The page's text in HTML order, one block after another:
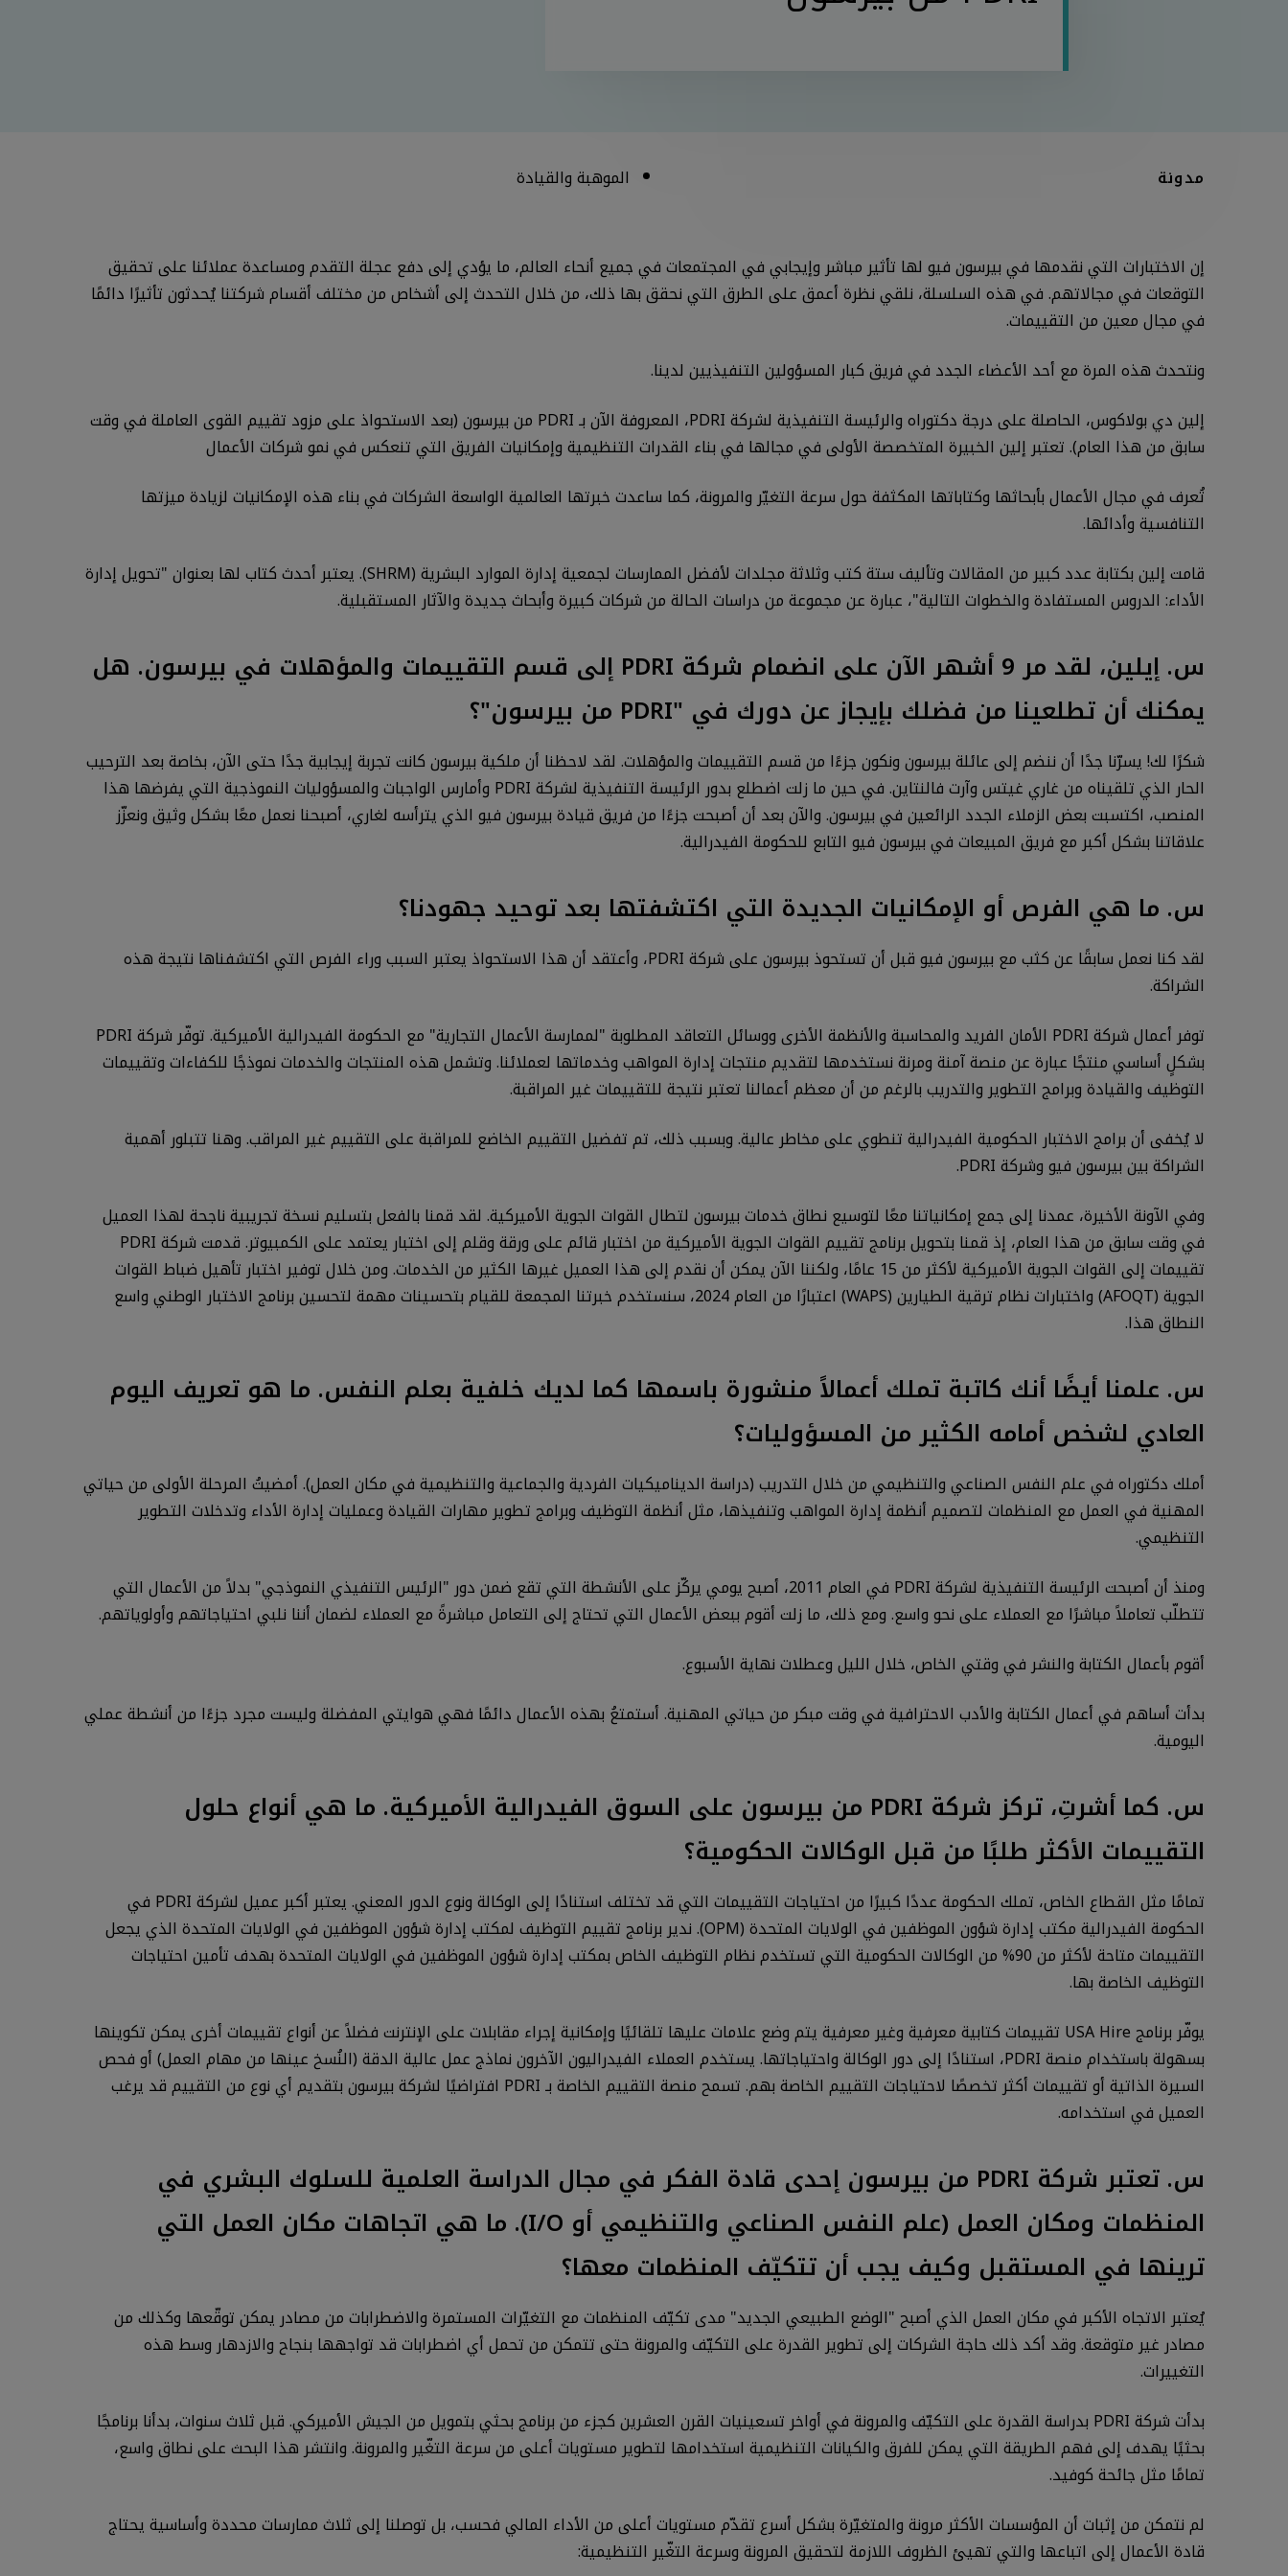
مدونة الموهبة والقيادة
إن الاختبارات التي نقدمها في بيرسون فيو لها تأثير مباشر وإيجابي في المجتمعات في جميع أنحاء العالم، ما يؤدي إلى دفع عجلة التقدم ومساعدة عملائنا على تحقيق
التوقعات في مجالاتهم. في هذه السلسلة، نلقي نظرة أعمق على الطرق التي نحقق بها ذلك، من خلال التحدث إلى أشخاص من مختلف أقسام شركتنا يُحدثون تأثيرًا دائمًا
في مجال معين من التقييمات.
ونتحدث هذه المرة مع أحد الأعضاء الجدد في فريق كبار المسؤولين التنفيذيين لدينا.
إلين دي بولاكوس، الحاصلة على درجة دكتوراه والرئيسة التنفيذية لشركة PDRI، المعروفة الآن بـ PDRI من بيرسون (بعد الاستحواذ على مزود تقييم القوى العاملة في وقت
سابق من هذا العام). تعتبر إلين الخبيرة المتخصصة الأولى في مجالها في بناء القدرات التنظيمية وإمكانيات الفريق التي تنعكس في نمو شركات الأعمال
تُعرف في مجال الأعمال بأبحاثها وكتاباتها المكثفة حول سرعة التغيّر والمرونة، كما ساعدت خبرتها العالمية الواسعة الشركات في بناء هذه الإمكانيات لزيادة ميزتها
التنافسية وأدائها.
قامت إلين بكتابة عدد كبير من المقالات وتأليف ستة كتب وثلاثة مجلدات لأفضل الممارسات لجمعية إدارة الموارد البشرية (SHRM). يعتبر أحدث كتاب لها بعنوان "تحويل إدارة
الأداء: الدروس المستفادة والخطوات التالية"، عبارة عن مجموعة من دراسات الحالة من شركات كبيرة وأبحاث جديدة والآثار المستقبلية.
س. إيلين، لقد مر 9 أشهر الآن على انضمام شركة PDRI إلى قسم التقييمات والمؤهلات في بيرسون. هل
يمكنك أن تطلعينا من فضلك بإيجاز عن دورك في "PDRI من بيرسون"؟
شكرًا لك! يسرّنا جدًا أن ننضم إلى عائلة بيرسون ونكون جزءًا من قسم التقييمات والمؤهلات. لقد لاحظنا أن ملكية بيرسون كانت تجربة إيجابية جدًا حتى الآن، بخاصة بعد الترحيب
الحار الذي تلقيناه من غاري غيتس وآرت فالنتاين. في حين ما زلت اضطلع بدور الرئيسة التنفيذية لشركة PDRI وأمارس الواجبات والمسؤوليات النموذجية التي يفرضها هذا
المنصب، اكتسبت بعض الزملاء الجدد الرائعين في بيرسون. والآن بعد أن أصبحت جزءًا من فريق قيادة بيرسون فيو الذي يترأسه لغاري، أصبحنا نعمل معًا بشكل وثيق ونعزّز
علاقاتنا بشكل أكبر مع فريق المبيعات في بيرسون فيو التابع للحكومة الفيدرالية.
س. ما هي الفرص أو الإمكانيات الجديدة التي اكتشفتها بعد توحيد جهودنا؟
لقد كنا نعمل سابقًا عن كثب مع بيرسون فيو قبل أن تستحوذ بيرسون على شركة PDRI، وأعتقد أن هذا الاستحواذ يعتبر السبب وراء الفرص التي اكتشفناها نتيجة هذه
الشراكة.
توفر أعمال شركة PDRI الأمان الفريد والمحاسبة والأنظمة الأخرى ووسائل التعاقد المطلوبة "لممارسة الأعمال التجارية" مع الحكومة الفيدرالية الأميركية. توفّر شركة PDRI
بشكلٍ أساسي منتجًا عبارة عن منصة آمنة ومرنة نستخدمها لتقديم منتجات إدارة المواهب وخدماتها لعملائنا. وتشمل هذه المنتجات والخدمات نموذجًا للكفاءات وتقييمات
التوظيف والقيادة وبرامج التطوير والتدريب بالرغم من أن معظم أعمالنا تعتبر نتيجة للتقييمات غير المراقبة.
لا يُخفى أن برامج الاختبار الحكومية الفيدرالية تنطوي على مخاطر عالية. وبسبب ذلك، تم تفضيل التقييم الخاضع للمراقبة على التقييم غير المراقب. وهنا تتبلور أهمية
الشراكة بين بيرسون فيو وشركة PDRI.
وفي الآونة الأخيرة، عمدنا إلى جمع إمكانياتنا معًا لتوسيع نطاق خدمات بيرسون لتطال القوات الجوية الأميركية. لقد قمنا بالفعل بتسليم نسخة تجريبية ناجحة لهذا العميل
في وقت سابق من هذا العام، إذ قمنا بتحويل برنامج تقييم القوات الجوية الأميركية من اختبار قائم على ورقة وقلم إلى اختبار يعتمد على الكمبيوتر. قدمت شركة PDRI
تقييمات إلى القوات الجوية الأميركية لأكثر من 15 عامًا، ولكننا الآن يمكن أن نقدم إلى هذا العميل غيرها الكثير من الخدمات. ومن خلال توفير اختبار تأهيل ضباط القوات
الجوية (AFOQT) واختبارات نظام ترقية الطيارين (WAPS) اعتبارًا من العام 2024، سنستخدم خبرتنا المجمعة للقيام بتحسينات مهمة لتحسين برنامج الاختبار الوطني واسع
النطاق هذا.
س. علمنا أيضًا أنك كاتبة تملك أعمالاً منشورة باسمها كما لديك خلفية بعلم النفس. ما هو تعريف اليوم
العادي لشخص أمامه الكثير من المسؤوليات؟
أملك دكتوراه في علم النفس الصناعي والتنظيمي من خلال التدريب (دراسة الديناميكيات الفردية والجماعية والتنظيمية في مكان العمل). أمضيتُ المرحلة الأولى من حياتي
المهنية في العمل مع المنظمات لتصميم أنظمة إدارة المواهب وتنفيذها، مثل أنظمة التوظيف وبرامج تطوير مهارات القيادة وعمليات إدارة الأداء وتدخلات التطوير
التنظيمي.
ومنذ أن أصبحت الرئيسة التنفيذية لشركة PDRI في العام 2011، أصبح يومي يركّز على الأنشطة التي تقع ضمن دور "الرئيس التنفيذي النموذجي" بدلاً من الأعمال التي
تتطلّب تعاملاً مباشرًا مع العملاء على نحو واسع. ومع ذلك، ما زلت أقوم ببعض الأعمال التي تحتاج إلى التعامل مباشرةً مع العملاء لضمان أننا نلبي احتياجاتهم وأولوياتهم.
أقوم بأعمال الكتابة والنشر في وقتي الخاص، خلال الليل وعطلات نهاية الأسبوع.
بدأت أساهم في أعمال الكتابة والأدب الاحترافية في وقت مبكر من حياتي المهنية. أستمتعُ بهذه الأعمال دائمًا فهي هوايتي المفضلة وليست مجرد جزءًا من أنشطة عملي
اليومية.
س. كما أشرتِ، تركز شركة PDRI من بيرسون على السوق الفيدرالية الأميركية. ما هي أنواع حلول
التقييمات الأكثر طلبًا من قبل الوكالات الحكومية؟
تمامًا مثل القطاع الخاص، تملك الحكومة عددًا كبيرًا من احتياجات التقييمات التي قد تختلف استنادًا إلى الوكالة ونوع الدور المعني. يعتبر أكبر عميل لشركة PDRI في
الحكومة الفيدرالية مكتب إدارة شؤون الموظفين في الولايات المتحدة (OPM). ندير برنامج تقييم التوظيف لمكتب إدارة شؤون الموظفين في الولايات المتحدة الذي يجعل
التقييمات متاحة لأكثر من 90% من الوكالات الحكومية التي تستخدم نظام التوظيف الخاص بمكتب إدارة شؤون الموظفين في الولايات المتحدة بهدف تأمين احتياجات
التوظيف الخاصة بها.
يوفّر برنامج USA Hire تقييمات كتابية معرفية وغير معرفية يتم وضع علامات عليها تلقائيًا وإمكانية إجراء مقابلات على الإنترنت فضلاً عن أنواع تقييمات أخرى يمكن تكوينها
بسهولة باستخدام منصة PDRI، استنادًا إلى دور الوكالة واحتياجاتها. يستخدم العملاء الفيدراليون الآخرون نماذج عمل عالية الدقة (النُسخ عينها من مهام العمل) أو فحص
السيرة الذاتية أو تقييمات أكثر تخصصًا لاحتياجات التقييم الخاصة بهم. تسمح منصة التقييم الخاصة بـ PDRI افتراضيًا لشركة بيرسون بتقديم أي نوع من التقييم قد يرغب
العميل في استخدامه.
س. تعتبر شركة PDRI من بيرسون إحدى قادة الفكر في مجال الدراسة العلمية للسلوك البشري في
المنظمات ومكان العمل (علم النفس الصناعي والتنظيمي أو I/O). ما هي اتجاهات مكان العمل التي
ترينها في المستقبل وكيف يجب أن تتكيّف المنظمات معها؟
يُعتبر الاتجاه الأكبر في مكان العمل الذي أصبح "الوضع الطبيعي الجديد" مدى تكيّف المنظمات مع التغيّرات المستمرة والاضطرابات من مصادر يمكن توقّعها وكذلك من
مصادر غير متوقعة. وقد أكد ذلك حاجة الشركات إلى تطوير القدرة على التكيّف والمرونة حتى تتمكن من تحمل أي اضطرابات قد تواجهها بنجاح والازدهار وسط هذه
التغييرات.
بدأت شركة PDRI بدراسة القدرة على التكيّف والمرونة في أواخر تسعينيات القرن العشرين كجزء من برنامج بحثي بتمويل من الجيش الأميركي. قبل ثلاث سنوات، بدأنا برنامجًا
بحثيًا يهدف إلى فهم الطريقة التي يمكن للفرق والكيانات التنظيمية استخدامها لتطوير مستويات أعلى من سرعة التغّير والمرونة. وانتشر هذا البحث على نطاق واسع،
تمامًا مثل جائحة كوفيد.
لم نتمكن من إثبات أن المؤسسات الأكثر مرونة والمتغيّرة بشكل أسرع تقدّم مستويات أعلى من الأداء المالي فحسب، بل توصلنا إلى ثلاث ممارسات محددة وأساسية يحتاج
قادة الأعمال إلى اتباعها والتي تهيئ الظروف اللازمة لتحقيق المرونة وسرعة التغّير التنظيمية: